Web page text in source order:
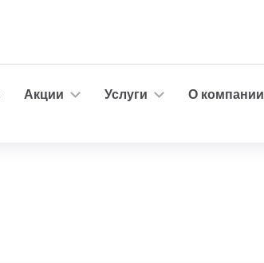
Акции Услуги
О компании